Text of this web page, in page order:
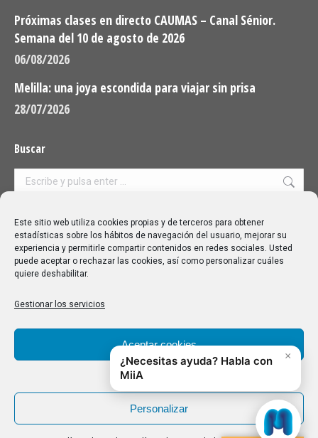
Este sitio web utiliza cookies propias y de terceros para obtener
estadísticas sobre los hábitos de navegación del usuario, mejorar su
experiencia y permitirle compartir contenidos en redes sociales. Usted
puede aceptar o rechazar las cookies, así como personalizar cuáles
quiere deshabilitar.
Gestionar los servicios
Aceptar cookies
Denegar
Personalizar
Próximas clases en directo CAUMAS – Canal Sénior.
Semana del 10 de agosto de 2026
06/08/2026
Melilla: una joya escondida para viajar sin prisa
28/07/2026
Buscar
Buscar:
Aviso Legal|Política de privacidad|Política de cookies